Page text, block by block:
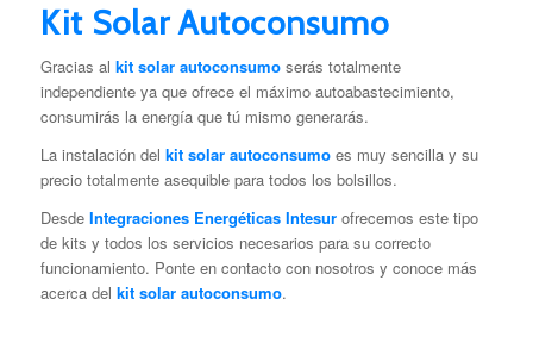
Kit Solar Autoconsumo
Gracias al kit solar autoconsumoserás totalmente
independiente ya que ofrece el máximo autoabastecimiento,
consumirás la energía que tú mismo generarás.
La instalación del kit solar autoconsumoes muy sencilla y su
precio totalmente asequible para todos los bolsillos.
Desde Integraciones Energéticas Intesurofrecemos este tipo
de kits y todos los servicios necesarios para su correcto
funcionamiento. Ponte en contacto con nosotros y conoce más
acerca del kit solar autoconsumo.